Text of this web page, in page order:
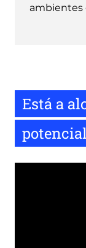
ambientes
Está a